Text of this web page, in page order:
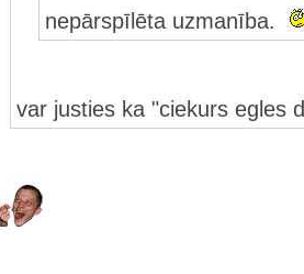
nepārspīlēta uzmanība.
var justies ka "ciekurs egles